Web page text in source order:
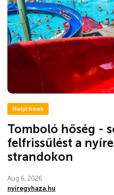
Helyi hírek
Tomboló hőség -
felfrissülést a
strandokon
Aug 6, 2026
nyiregyhaza.hu